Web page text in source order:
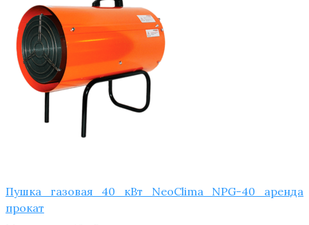
Пушка газовая 40 кВт NeoClima NPG-40 аренда
прокат